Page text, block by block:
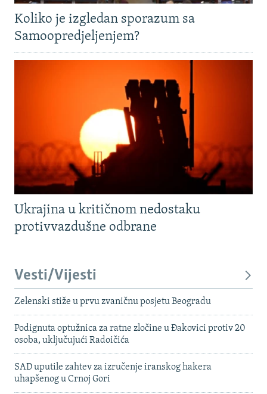
Koliko je izgledan sporazum sa
Samoopredjeljenjem?
Ukrajina u kritičnom nedostaku
protivvazdušne odbrane
Vesti/Vijesti
Zelenski stiže u prvu zvaničnu posjetu Beogradu
Podignuta optužnica za ratne zločine u Đakovici protiv 20
osoba, uključujući Radoičića
SAD uputile zahtev za izručenje iranskog hakera
uhapšenog u Crnoj Gori